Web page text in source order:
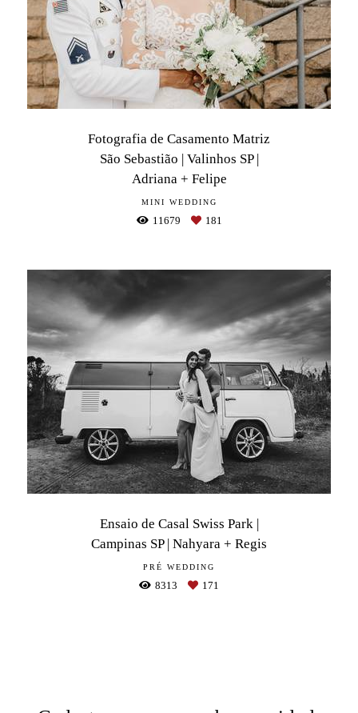
Fotografia de Casamento Matriz
São Sebastião | Valinhos SP |
Adriana + Felipe
MINI WEDDING
11679 181
Ensaio de Casal Swiss Park |
Campinas SP | Nahyara + Regis
PRÉ WEDDING
8313 171